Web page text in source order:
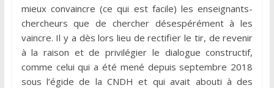
mieux convaincre (ce qui est facile) les enseignants-
chercheurs que de chercher désespérément à les
vaincre. Il y a dès lors lieu de rectifier le tir, de revenir
à la raison et de privilégier le dialogue constructif,
comme celui qui a été mené depuis septembre 2018
sous l’égide de la CNDH et qui avait abouti à des